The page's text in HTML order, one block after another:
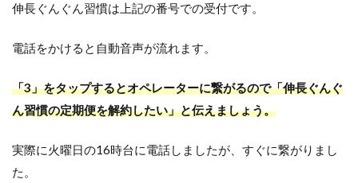
伸長ぐんぐん習慣は上記の番号での受付です。
電話をかけると自動音声が流れます。
「3」をタップするとオペレーターに繋がるので「伸長ぐんぐ
ん習慣の定期便を解約したい」と伝えましょう。
実際に火曜日の16時台に電話しましたが、すぐに繋がりまし
た。